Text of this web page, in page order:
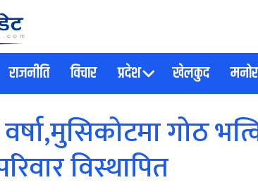
राजनीति विचार प्रदेश खेलकुद
गोठ
विस्थापित